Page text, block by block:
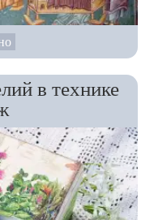
в технике